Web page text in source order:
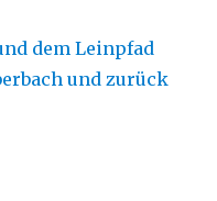
dem Leinpfad
und zurück